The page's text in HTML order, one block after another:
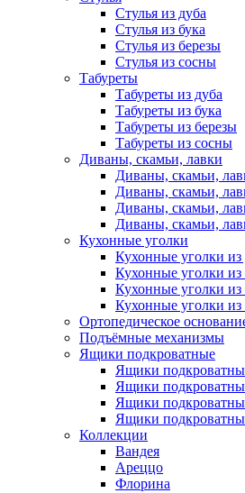
Стулья из дуба
Стулья из бука
Стулья из березы
Стулья из сосны
Табуреты
Табуреты из дуба
Табуреты из бука
Табуреты из березы
Табуреты из сосны
Диваны, скамьи, лавки
Диваны, скамьи,
Диваны, скамьи,
Диваны, скамьи,
Диваны, скамьи,
Кухонные уголки
Кухонные уголки из
Кухонные уголки из
Кухонные уголки из
Кухонные уголки
Ортопедическое
Подъёмные механизмы
Ящики подкроватные
Ящики
Ящики
Ящики
Ящики
Коллекции
Вандея
Ареццо
Флорина